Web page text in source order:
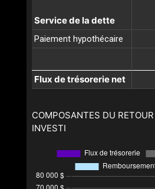
Service de la dette
Paiement hypothécaire
Flux de trésorerie net
COMPOSANTES DU
INVESTI